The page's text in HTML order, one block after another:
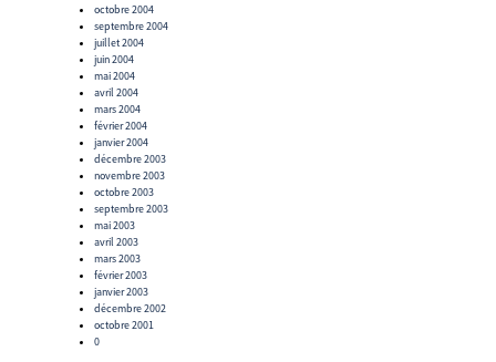
octobre 2004
septembre 2004
juillet 2004
juin 2004
mai 2004
avril 2004
mars 2004
février 2004
janvier 2004
décembre 2003
novembre 2003
octobre 2003
septembre 2003
mai 2003
avril 2003
mars 2003
février 2003
janvier 2003
décembre 2002
octobre 2001
0